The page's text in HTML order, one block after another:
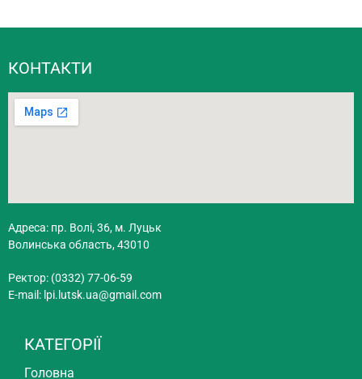
КОНТАКТИ
Адреса: пр. Волі, 36, м. Луцьк
Волинська область, 43010
Ректор: (0332) 77-06-59
E-mail: lpi.lutsk.ua@gmail.com
КАТЕГОРІЇ
Головна